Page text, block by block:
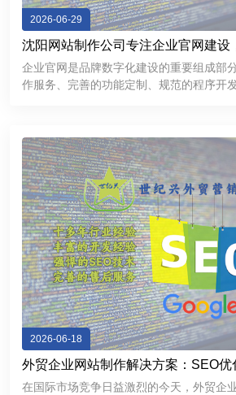
2026-06-29
沈阳网站制作公司专注企业官网建设
提升品牌互联网形象
企业官网是品牌数字化建设的重要组成部
作服务、完善的功能定制、规范的程序开
持。
2026-06-18
外贸企业网站制作解决方案：SEO优
精准获客
在国际市场竞争日益激烈的今天，外贸企